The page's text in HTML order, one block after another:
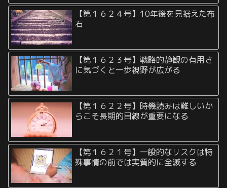
【第１６２４号】10年後を見据えた布
石
【第１６２３号】戦略的静観の有用さ
に気づくと一歩視野が広がる
【第１６２２号】時機読みは難しいか
らこそ長期的目線が重要になる
【第１６２１号】一般的なリスクは特
殊事情の前では実質的に全滅する